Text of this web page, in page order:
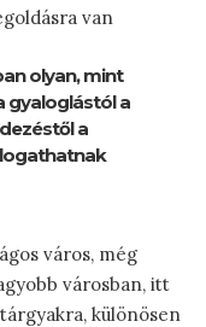
van
olyan, mint
gyaloglástól a
a
város, még
városban, itt
különösen